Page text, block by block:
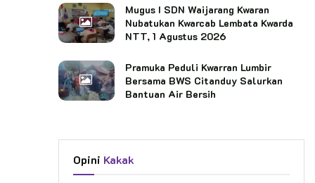
Mugus I SDN Waijarang Kwaran
Nubatukan Kwarcab Lembata Kwarda
NTT, 1 Agustus 2026
Pramuka Peduli Kwarran Lumbir
Bersama BWS Citanduy Salurkan
Bantuan Air Bersih
Opini Kakak